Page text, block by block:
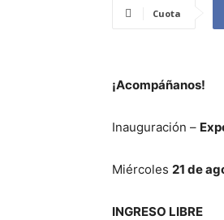
Cuota
¡Acompáñanos!
Inauguración –
Miércoles 21 de
INGRESO LIBRE